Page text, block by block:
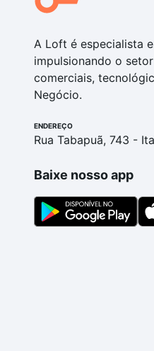
A Loft é especialista
impulsionando o
comerciais,
Negócio.
ENDEREÇO
Rua Tabapuã, 743 -
Baixe nosso app